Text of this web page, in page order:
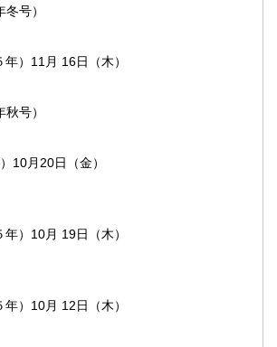
号）
）11月 16日（木）
号）
10月20日（金）
）10月 19日（木）
）10月 12日（木）